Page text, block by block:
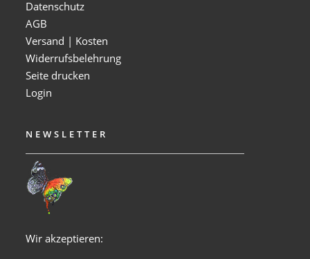
Datenschutz
AGB
Versand | Kosten
Widerrufsbelehrung
Seite drucken
Login
NEWSLETTER
Wir akzeptieren: